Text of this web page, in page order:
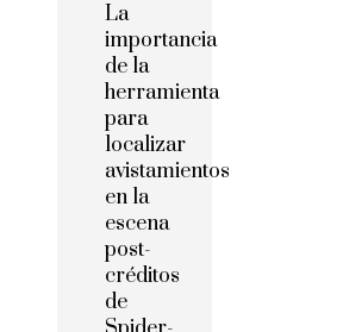
La
importancia
de la
herramienta
para
localizar
avistamientos
en la
escena
post-
créditos
de